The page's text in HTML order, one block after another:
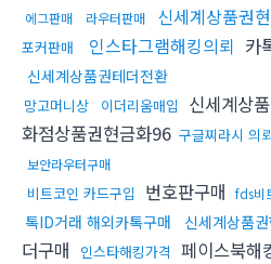
에그판매 라우터판매 신세계상품권
포커판매
인스타그램해킹의뢰 카
신세계상품권테더전환
망고머니상 이더리움매입 신세계상
화점상품권현금화96 구글찌라시 의
보안라우터구매
비트코인 카드구입 번호판구매 fds비
톡ID거래 해외카톡구매 신세계상품
더구매
인스타해킹가격 페이스북해